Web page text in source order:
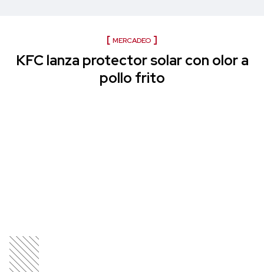
MERCADEO
KFC lanza protector solar con olor a
pollo frito